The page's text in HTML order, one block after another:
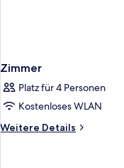
Zimmer
Platz für 4 Personen
Kostenloses WLAN
Weitere Details
Weitere